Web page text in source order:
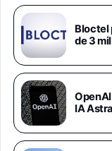
Galaxy
892€
Philips
24,94€
Asus RT-
Bande
Bloctel
de 3
IA